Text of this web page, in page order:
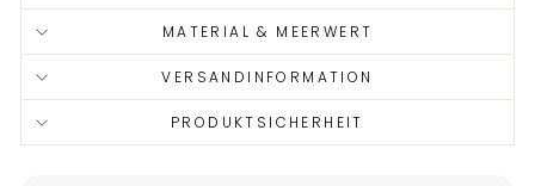
MATERIAL & MEERWERT
VERSANDINFORMATION
PRODUKTSICHERHEIT